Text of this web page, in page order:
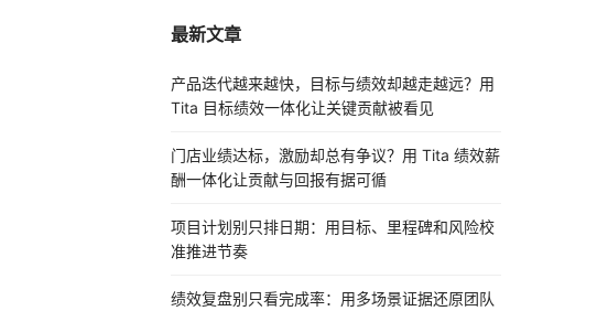
最新文章
产品迭代越来越快，目标与绩效却越走越远？用
Tita 目标绩效一体化让关键贡献被看见
门店业绩达标，激励却总有争议？用 Tita 绩效薪
酬一体化让贡献与回报有据可循
项目计划别只排日期：用目标、里程碑和风险校
准推进节奏
绩效复盘别只看完成率：用多场景证据还原团队